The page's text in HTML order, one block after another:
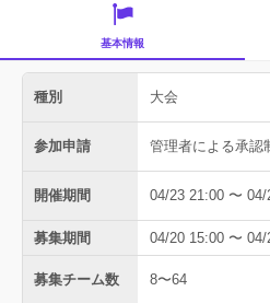
基本情報
種別 大会
参加申請 管理者による承認
開催期間 04/23 21:00 〜 04/
募集期間 04/20 15:00 〜 04/
募集チーム数 8〜64